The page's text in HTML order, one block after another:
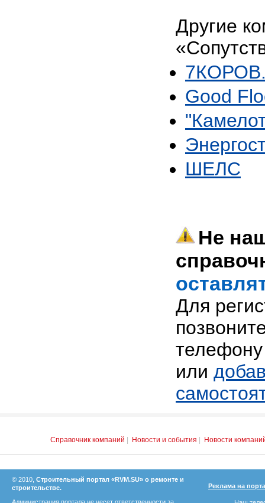
Другие
Good
ШЕЛС
Не
Для
или
Справочник компаний Новости и события Новости
© 2010, Строительный портал «RVM.SU» о ремонте и
строительстве.
Реклама на